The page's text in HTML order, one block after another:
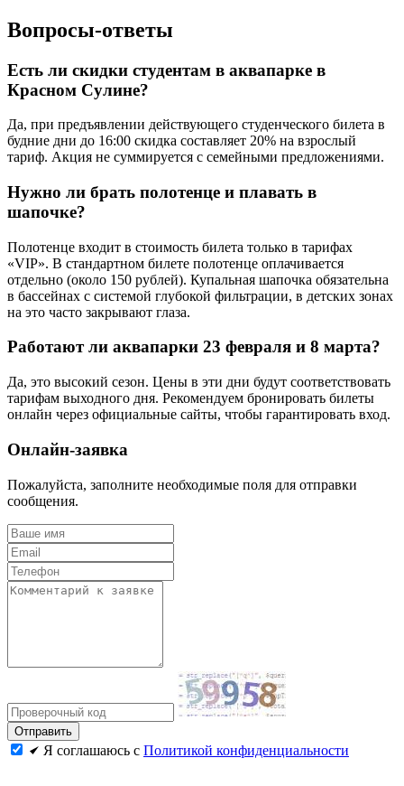
Вопросы-ответы
Есть ли скидки студентам в аквапарке в
Красном Сулине?
Да, при предъявлении действующего студенческого билета в
будние дни до 16:00 скидка составляет 20% на взрослый
тариф. Акция не суммируется с семейными предложениями.
Нужно ли брать полотенце и плавать в
шапочке?
Полотенце входит в стоимость билета только в тарифах
«VIP». В стандартном билете полотенце оплачивается
отдельно (около 150 рублей). Купальная шапочка обязательна
в бассейнах с системой глубокой фильтрации, в детских зонах
на это часто закрывают глаза.
Работают ли аквапарки 23 февраля и 8 марта?
Да, это высокий сезон. Цены в эти дни будут соответствовать
тарифам выходного дня. Рекомендуем бронировать билеты
онлайн через официальные сайты, чтобы гарантировать вход.
Онлайн-заявка
Пожалуйста, заполните необходимые поля для отправки
сообщения.
Я соглашаюсь с Политикой конфиденциальности